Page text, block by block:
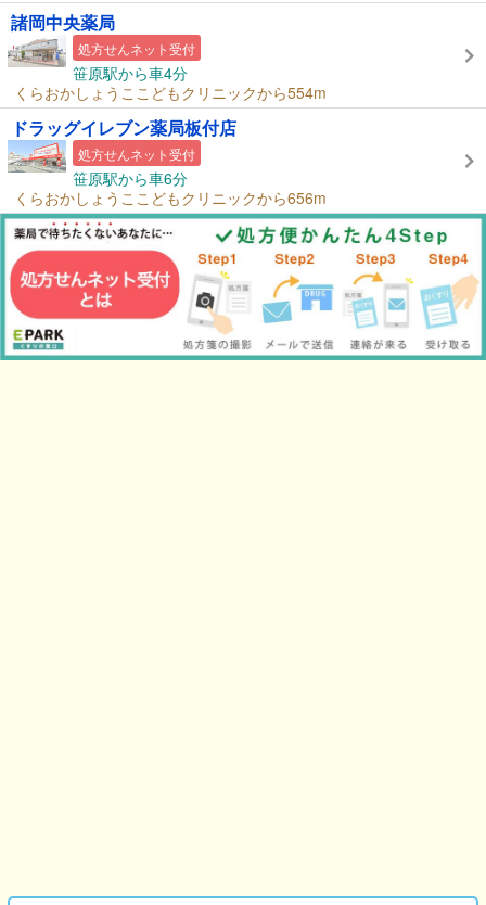
諸岡中央薬局
処方せんネット受付
笹原駅から車4分
くらおかしょうここどもクリニックから554m
ドラッグイレブン薬局板付店
処方せんネット受付
笹原駅から車6分
くらおかしょうここどもクリニックから656m